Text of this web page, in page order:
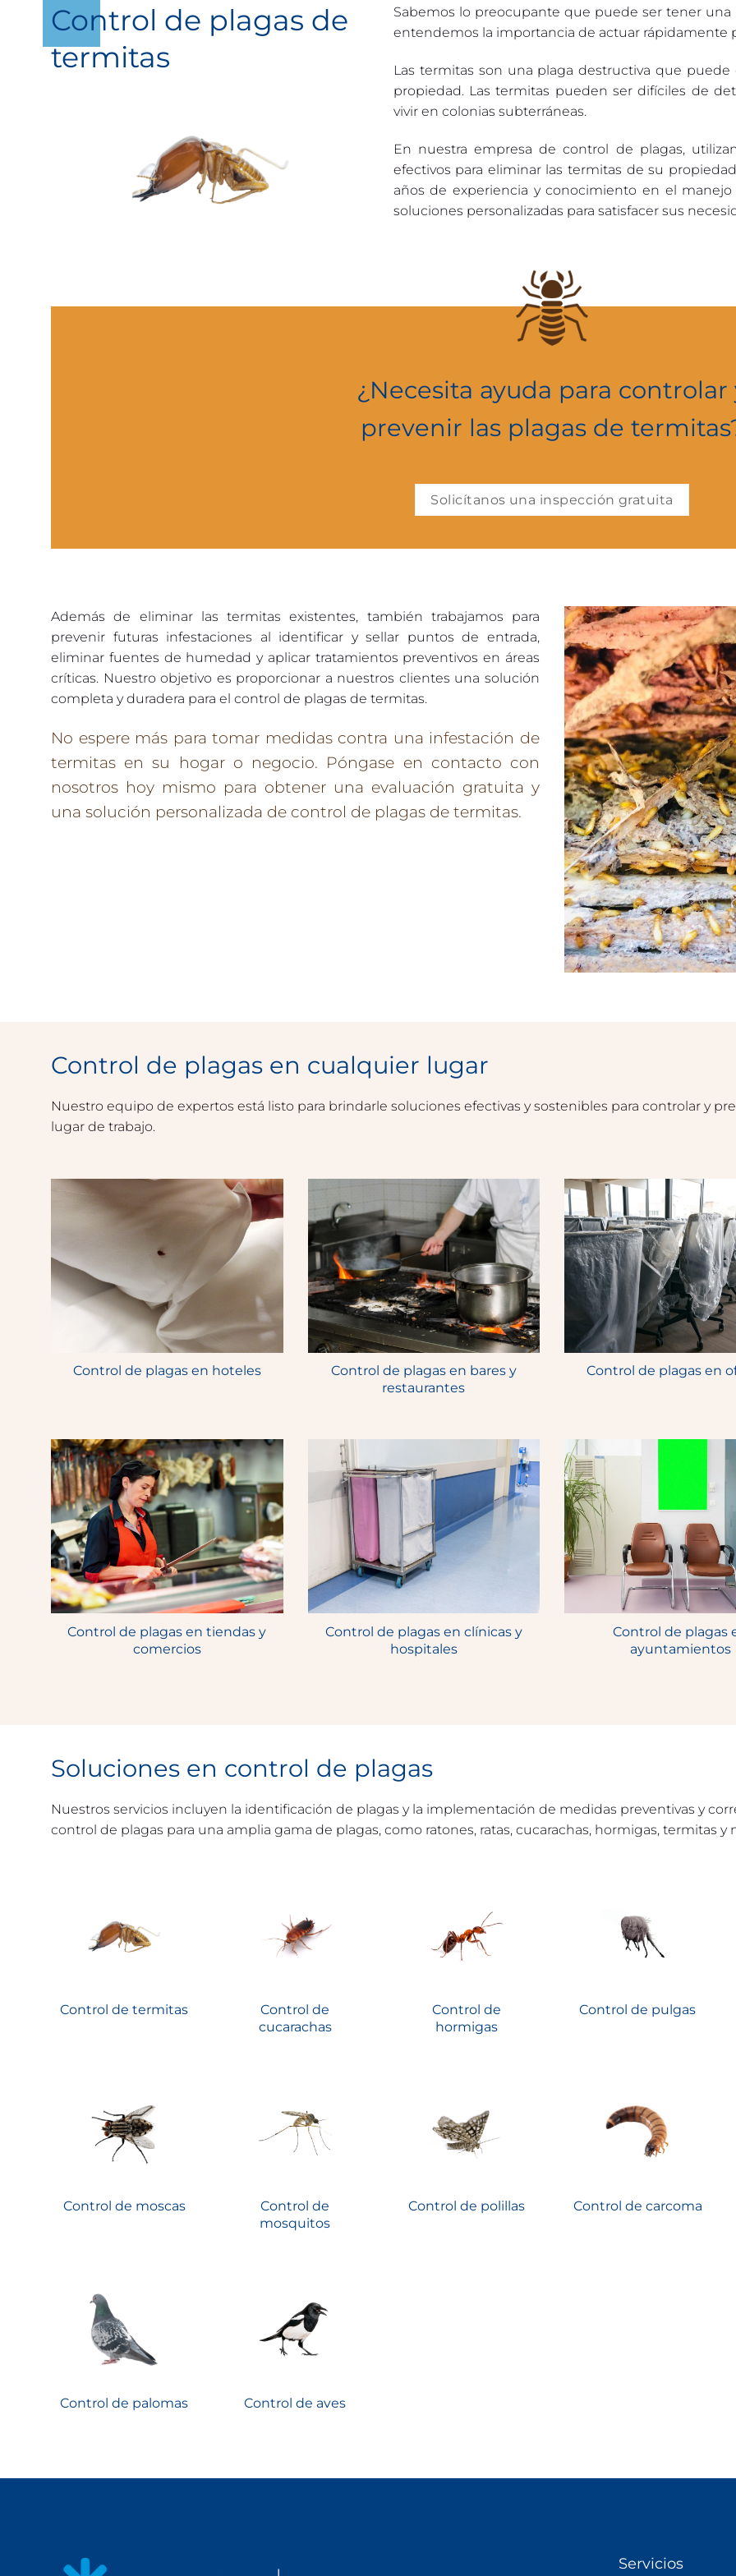
Control de plagas de
termitas
Sabemos lo preocupante que puede ser tener
entendemos la importancia de actuar rápidamente
Las termitas son una plaga destructiva que
propiedad. Las termitas pueden ser difíciles de
vivir en colonias subterráneas.
En nuestra empresa de control de plagas,
efectivos para eliminar las termitas de su
años de experiencia y conocimiento en el
soluciones personalizadas para satisfacer sus
¿Necesita ayuda para controlar
prevenir las plagas de
Solicítanos una inspección gratuita
Además de eliminar las termitas existentes, también trabajamos para
prevenir futuras infestaciones al identificar y sellar puntos de entrada,
eliminar fuentes de humedad y aplicar tratamientos preventivos en áreas
críticas. Nuestro objetivo es proporcionar a nuestros clientes una solución
completa y duradera para el control de plagas de termitas.
No espere más para tomar medidas contra una infestación de
termitas en su hogar o negocio. Póngase en contacto con
nosotros hoy mismo para obtener una evaluación gratuita y
una solución personalizada de control de plagas de termitas.
Control de plagas en cualquier lugar
Nuestro equipo de expertos está listo para brindarle soluciones efectivas y sostenibles para controlar y
lugar de trabajo.
Control de plagas en hoteles
Control de plagas en bares y
restaurantes
Control de plagas en
Control de plagas en tiendas y
comercios
Control de plagas en clínicas y
hospitales
Control de plagas
ayuntamientos
Soluciones en control de plagas
Nuestros servicios incluyen la identificación de plagas y la implementación de medidas preventivas y
control de plagas para una amplia gama de plagas, como ratones, ratas, cucarachas, hormigas, termitas y
Control de termitas
Control de
cucarachas
Control de
hormigas
Control de pulgas
Control de moscas
Control de
mosquitos
Control de polillas Control de carcoma
Control de palomas Control de aves
Servicios